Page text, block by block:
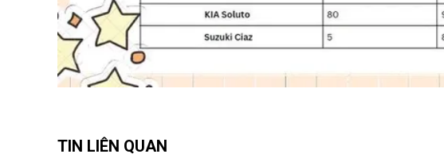
TIN LIÊN QUAN